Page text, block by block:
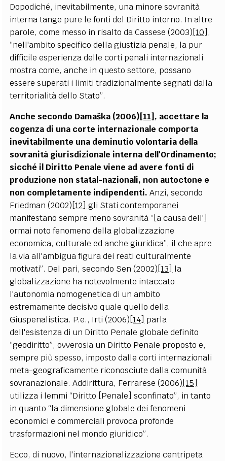
Dopodiché, inevitabilmente, una minore sovranità
interna tange pure le fonti del Diritto interno. In altre
parole, come messo in risalto da Cassese (2003)[10] ,
“nell'ambito specifico della giustizia penale, la pur
difficile esperienza delle corti penali internazionali
mostra come, anche in questo settore, possano
essere superati i limiti tradizionalmente segnati dalla
territorialità dello Stato”.
Anche secondo Damaška (2006)[11], accettare la
cogenza di una corte internazionale comporta
inevitabilmente una deminutio volontaria della
sovranità giurisdizionale interna dell'Ordinamento;
sicché il Diritto Penale viene ad avere fonti di
produzione non statal-nazionali, non autoctone e
non completamente indipendenti. Anzi, secondo
Friedman (2002)[12] gli Stati contemporanei
manifestano sempre meno sovranità “[a causa dell']
ormai noto fenomeno della globalizzazione
economica, culturale ed anche giuridica”, il che apre
la via all'ambigua figura dei reati culturalmente
motivati”. Del pari, secondo Sen (2002)[13] la
globalizzazione ha notevolmente intaccato
l'autonomia nomogenetica di un ambito
estremamente decisivo quale quello della
Giuspenalistica. P.e., Irti (2006)[14] parla
dell'esistenza di un Diritto Penale globale definito
“geodiritto”, ovverosia un Diritto Penale proposto e,
sempre più spesso, imposto dalle corti internazionali
meta-geograficamente riconosciute dalla comunità
sovranazionale. Addirittura, Ferrarese (2006)[15]
utilizza i lemmi “Diritto [Penale] sconfinato”, in tanto
in quanto “la dimensione globale dei fenomeni
economici e commerciali provoca profonde
trasformazioni nel mondo giuridico”.
Ecco, di nuovo, l'internazionalizzazione centripeta